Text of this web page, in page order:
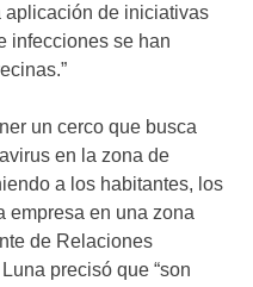
aplicación de iniciativas
infecciones se han
un cerco que busca
en la zona de
a los habitantes, los
empresa en una zona
de Relaciones
precisó que “son